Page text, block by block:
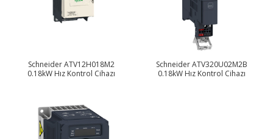
Schneider ATV12H018M2
0.18kW Hız Kontrol Cihazı
Schneider ATV320U02M2B
0.18kW Hız Kontrol Cihazı